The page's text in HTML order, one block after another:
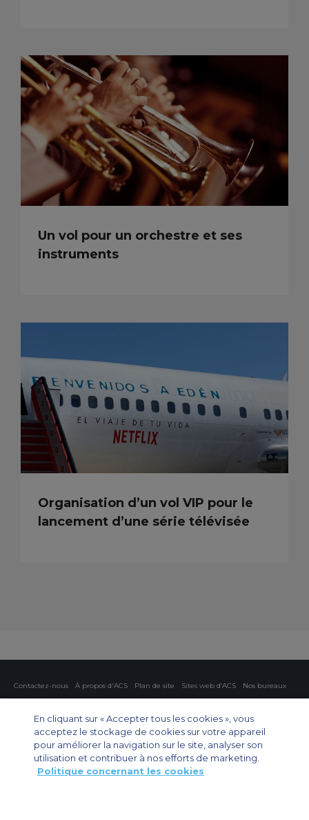
Un vol pour un orchestre et ses
instruments
Organisation d’un vol VIP pour le
lancement d’une série télévisée
Contactez-nous À propos d'ACS Plan de site Sites web d’ACS
Nos bureaux
Paramètres des cookies
Affrètement privé
Affrètement commercial
Affrètement cargo
Guide des avions
Private Charter App
En cliquant sur « Accepter tous les cookies », vous
acceptez le stockage de cookies sur votre appareil
pour améliorer la navigation sur le site, analyser son
utilisation et contribuer à nos efforts de marketing.
Politique concernant les cookies